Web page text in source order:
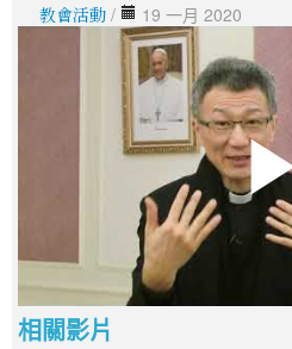
教會活動 / 19 一月 2020
相關影片